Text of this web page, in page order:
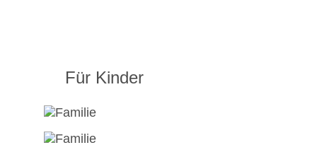
Für Kinder